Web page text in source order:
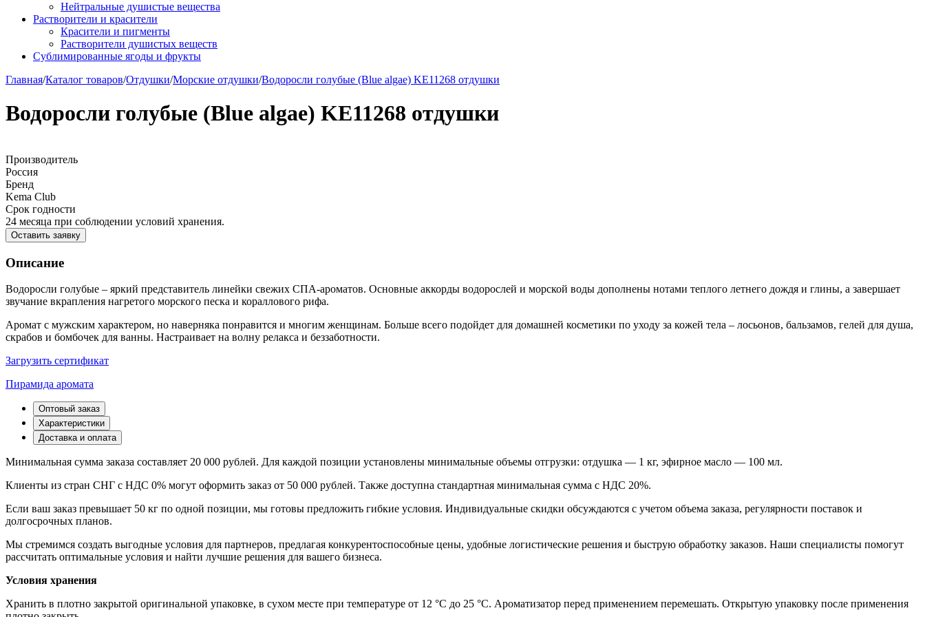
Нейтральные душистые вещества
Растворители и красители
Красители и пигменты
Растворители душистых веществ
Сублимированные ягоды и фрукты
Главная/Каталог товаров/Отдушки/Морские отдушки/Водоросли голубые (Blue algae) KE11268 отдушки
Водоросли голубые (Blue algae) KE11268 отдушки
Производитель
Россия
Бренд
Kema Club
Срок годности
24 месяца при соблюдении условий хранения.
Оставить заявку
Описание
Водоросли голубые – яркий представитель линейки свежих СПА-ароматов. Основные аккорды водорослей и морской воды дополнены нотами теплого летнего дождя и глины, а завершает
звучание вкрапления нагретого морского песка и кораллового рифа.
Аромат с мужским характером, но наверняка понравится и многим женщинам. Больше всего подойдет для домашней косметики по уходу за кожей тела – лосьонов, бальзамов, гелей для душа,
скрабов и бомбочек для ванны. Настраивает на волну релакса и беззаботности.
Загрузить сертификат
Пирамида аромата
Оптовый заказ
Характеристики
Доставка и оплата
Минимальная сумма заказа составляет 20 000 рублей. Для каждой позиции установлены минимальные объемы отгрузки: отдушка — 1 кг, эфирное масло — 100 мл.
Клиенты из стран СНГ с НДС 0% могут оформить заказ от 50 000 рублей. Также доступна стандартная минимальная сумма с НДС 20%.
Если ваш заказ превышает 50 кг по одной позиции, мы готовы предложить гибкие условия. Индивидуальные скидки обсуждаются с учетом объема заказа, регулярности поставок и
долгосрочных планов.
Мы стремимся создать выгодные условия для партнеров, предлагая конкурентоспособные цены, удобные логистические решения и быструю обработку заказов. Наши специалисты помогут
рассчитать оптимальные условия и найти лучшие решения для вашего бизнеса.
Условия хранения
Хранить в плотно закрытой оригинальной упаковке, в сухом месте при температуре от 12 °C до 25 °C. Ароматизатор перед применением перемешать. Открытую упаковку после применения